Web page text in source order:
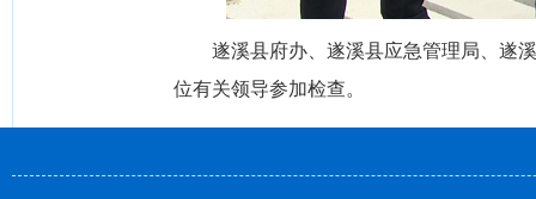
遂溪县府办、遂溪县应急管理局、遂
位有关领导参加检查。